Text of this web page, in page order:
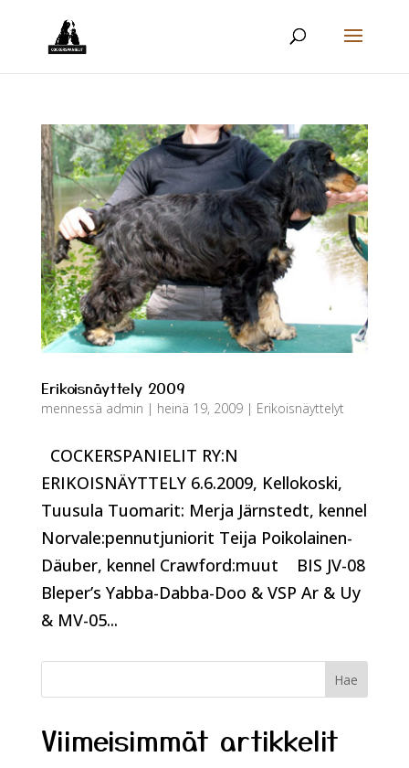
Erikoisnäyttely 2009
mennessä admin | heinä 19, 2009| Erikoisnäyttelyt
COCKERSPANIELIT RY:N
ERIKOISNÄYTTELY 6.6.2009, Kellokoski,
Tuusula Tuomarit: Merja Järnstedt, kennel
Norvale:pennutjuniorit Teija Poikolainen-
Däuber, kennel Crawford:muut BIS JV-08
Bleper’s Yabba-Dabba-Doo & VSP Ar & Uy
& MV-05...
Viimeisimmät artikkelit